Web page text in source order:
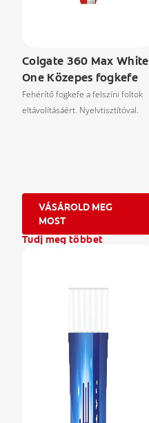
Colgate 360 Max White
One Közepes fogkefe
Fehérítő fogkefe a felszíni foltok
eltávolításáért. Nyelvtisztítóval.
VÁSÁROLD MEG
MOST
Tudj meg többet